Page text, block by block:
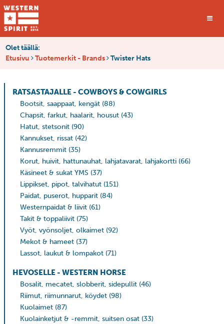
Olet täällä:
Etusivu
Tuotemerkit - Brands Twister Hats
RATSASTAJALLE - COWBOYS & COWGIRLS
Bootsit, saappaat, kengät (88)
Chapsit, farkut, haalarit, housut (43)
Hatut, stetsonit (90)
Kannukset, rissat (42)
Kannusremmit (35)
Korut, huivit, hattunauhat, lahjatavarat, lahjakortti (66)
Käsineet & sukat YMS (37)
Lippikset, pipot, talvihatut (151)
Paidat, puserot, hupparit (84)
Westernpaidat & liivit (61)
Takit & toppaliivit (75)
Vyöt, vyönsoljet, olkaimet (92)
Mekot & hameet (37)
Lassot, laukut & lompakot (71)
HEVOSELLE - WESTERN HORSE
Bosalit, mecatet, slobberit, sidepullit (46)
Riimut, riimunnarut, köydet (98)
Kuolaimet (87)
Kuolainketjut & -remmit, suitsen osat (33)